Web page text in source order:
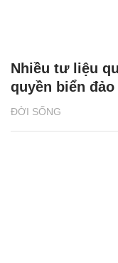
ĐỜI SỐNG
Nhiều tư liệu
quyền biển đảo